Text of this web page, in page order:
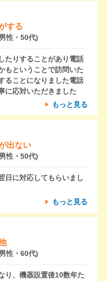
する
性・50代)
たりすることがあり電話
もということで訪問いた
ることになりました電話
に応対いただきました
もっと見る
出ない
性・50代)
日に対応してもらいまし
もっと見る
性・60代)
り、機器設置後10数年た